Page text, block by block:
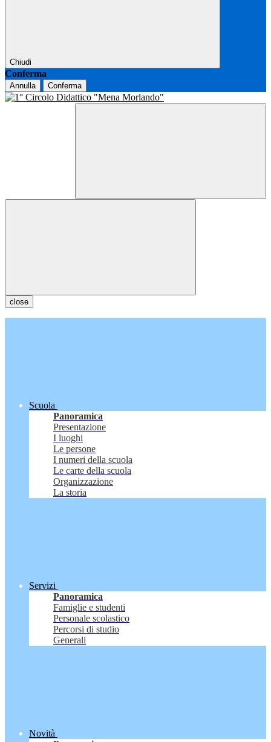
Chiudi
Conferma
Annulla Conferma
close
Scuola
Panoramica
Presentazione
I luoghi
Le persone
I numeri della scuola
Le carte della scuola
Organizzazione
La storia
Servizi
Panoramica
Famiglie e studenti
Personale scolastico
Percorsi di studio
Generali
Novità